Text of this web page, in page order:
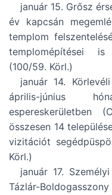
január 15. Grősz
év kapcsán
templom
templomépítései is
(100/59. Körl.)
január 14.
április-június
espereskerületben
összesen 14
vizitációt
Körl.)
január 17.
Tázlár-